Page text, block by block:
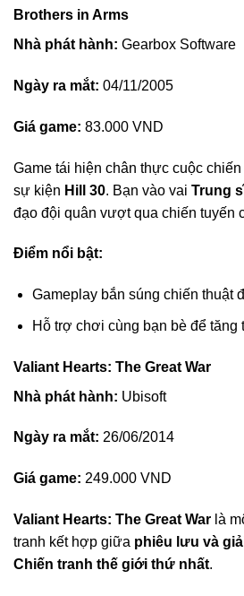
Brothers in Arms
Nhà phát hành: Gearbox Software
Ngày ra mắt: 04/11/2005
Giá game: 83.000 VND
Game tái hiện chân thực cuộc chiến
sự kiện Hill 30. Bạn vào vai Trung
đạo đội quân vượt qua chiến tuyến
Điểm nổi bật:
Gameplay bắn súng chiến thuật
Hỗ trợ chơi cùng bạn bè để tăng
Valiant Hearts: The Great War
Nhà phát hành: Ubisoft
Ngày ra mắt: 26/06/2014
Giá game: 249.000 VND
Valiant Hearts: The Great War là
tranh kết hợp giữa phiêu lưu và
Chiến tranh thế giới thứ nhất.